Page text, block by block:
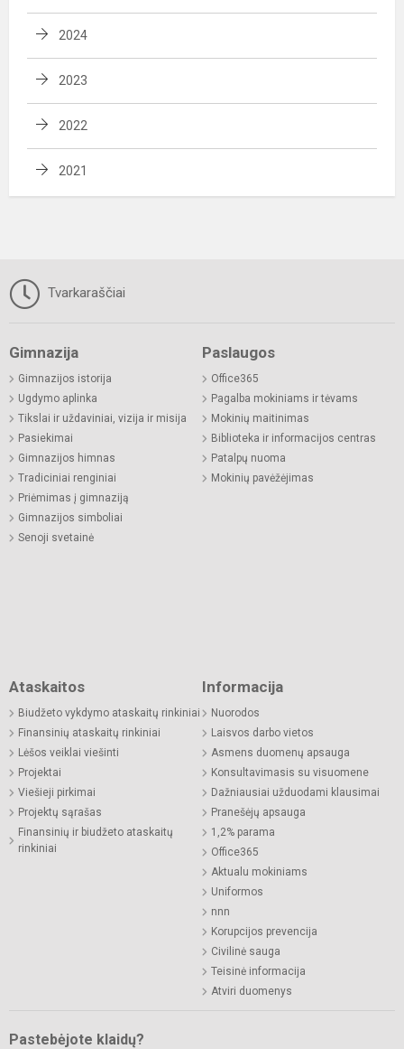
2024
2023
2022
2021
Tvarkaraščiai
Gimnazija
Gimnazijos istorija
Ugdymo aplinka
Tikslai ir uždaviniai, vizija ir misija
Pasiekimai
Gimnazijos himnas
Tradiciniai renginiai
Priėmimas į gimnaziją
Gimnazijos simboliai
Senoji svetainė
Paslaugos
Office365
Pagalba mokiniams ir tėvams
Mokinių maitinimas
Biblioteka ir informacijos centras
Patalpų nuoma
Mokinių pavėžėjimas
Ataskaitos
Biudžeto vykdymo ataskaitų rinkiniai
Finansinių ataskaitų rinkiniai
Lėšos veiklai viešinti
Projektai
Viešieji pirkimai
Projektų sąrašas
Finansinių ir biudžeto ataskaitų
rinkiniai
Informacija
Nuorodos
Laisvos darbo vietos
Asmens duomenų apsauga
Konsultavimasis su visuomene
Dažniausiai užduodami klausimai
Pranešėjų apsauga
1,2% parama
Office365
Aktualu mokiniams
Uniformos
nnn
Korupcijos prevencija
Civilinė sauga
Teisinė informacija
Atviri duomenys
Pastebėjote klaidų?